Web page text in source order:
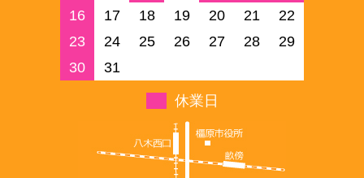
16
17 18 19 20 21
22
23
24 25 26 27 28
29
30
31
休業日